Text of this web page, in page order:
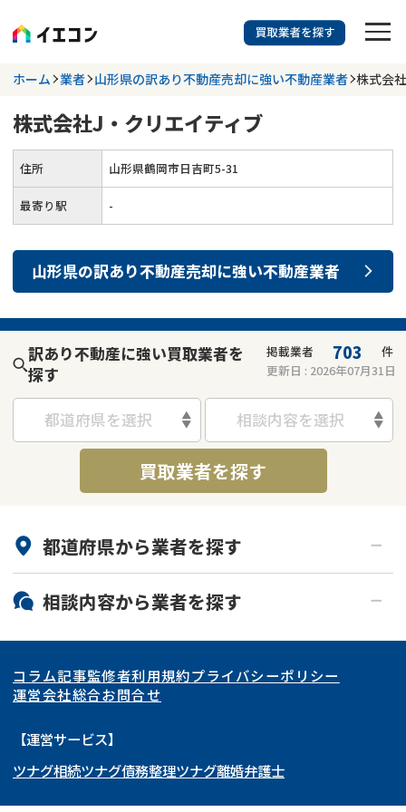
訳あり物件に強い業者を探す
都道府県を選択 相談内容を選択
掲載業者 703
件
検索する
業者を探す
相談内容で探す
空き家 事故物件
再建築不可 底地
借地 共有持分
任意売却
リースバック
不動産コラム
不動産売却 再建築不可物件
共有持分 底地
訳あり不動産 不動産投資
土地売却 不動産相続
アンケート調査
業者を探す
ホーム 業者 山形県の訳あり不動産売却に強い不動産業者 株式会
株式会社J・クリエイティブ
住所 山形県鶴岡市日吉町5-31
最寄り駅 -
山形県の訳あり不動産売却に強い不動産業者
訳あり不動産に強い買取業者を
探す
掲載業者 703
件
更新日 : 2026年07月31日
都道府県を選択 相談内容を選択
買取業者を探す
都道府県から業者を探す
北海道・東北
北海道 青森県
岩手県 宮城県
秋田県
福島県
関東
東京都 神奈川県
埼玉県
茨城県 群馬県
東海
愛知県
岐阜県 山梨県
関西
大阪府 京都府
北陸・甲信越
相談内容から業者を探す
再建築不可
底地
ゴミ屋敷
リースバック
コラム記事監修者利用規約プライバシーポリシー
運営会社総合お問合せ
【運営サービス】
ツナグ相続ツナグ債務整理ツナグ離婚弁護士